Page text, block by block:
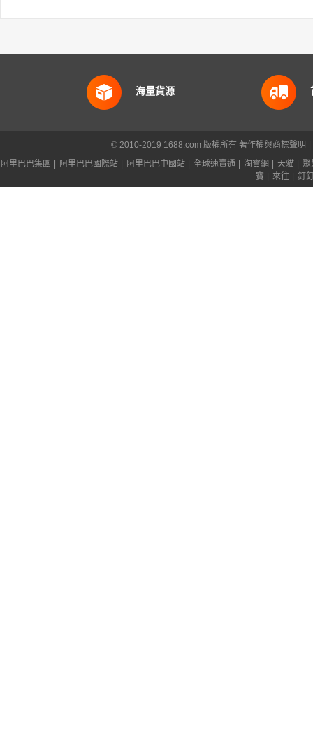
海量貨源
© 2010-2019 1688.com 版權所有 著作權與商標聲明
阿里巴巴集團
阿里巴巴國際站 阿里巴巴中國站 全球速賣通 淘寶網 天貓
聚
寶
來往 釘